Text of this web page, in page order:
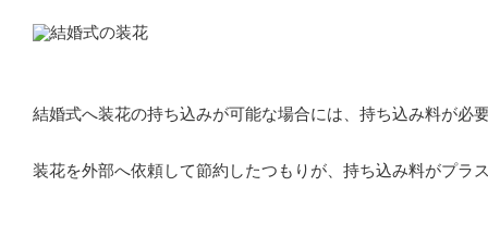
結婚式へ装花の持ち込みが可能な場合には、持ち込み料が必
装花を外部へ依頼して節約したつもりが、持ち込み料がプラ